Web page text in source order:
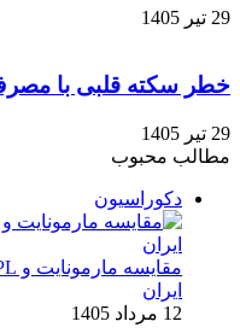
29 تیر 1405
خطر سکته قلبی با مصرف
29 تیر 1405
مطالب محبوب
دکوراسیون
ایران
12 مرداد 1405